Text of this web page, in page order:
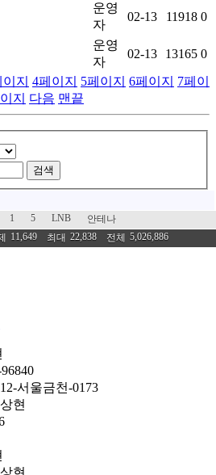
운영
자
02-13 11918 0
운영
자
02-13 13165 0
지 4페이지 5페이지 6페이지 7페이
지 다음 맨끝
검색
1 5 LNB 안테나
11,649 최대 22,838 전체 5,026,886
서울금천-0173
현
현